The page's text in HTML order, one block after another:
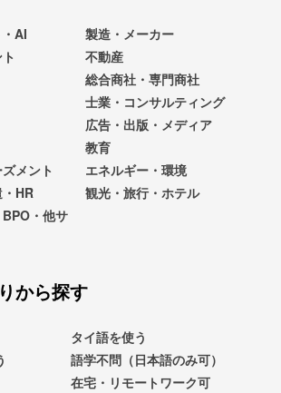
AI
製造・メーカー
不動産
総合商社・専門商社
士業・コンサルティング
広告・出版・メディア
教育
メント
エネルギー・環境
HR
観光・旅行・ホテル
・他サ
から探す
タイ語を使う
語学不問（日本語のみ可）
在宅・リモートワーク可